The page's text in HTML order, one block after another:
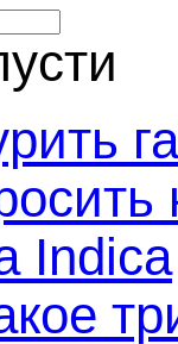
Indica